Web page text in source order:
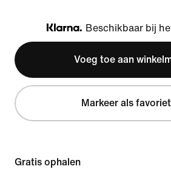
Klarna
Beschikbaar bij
Voeg toe aan
Markeer als favoriet
Gratis ophalen